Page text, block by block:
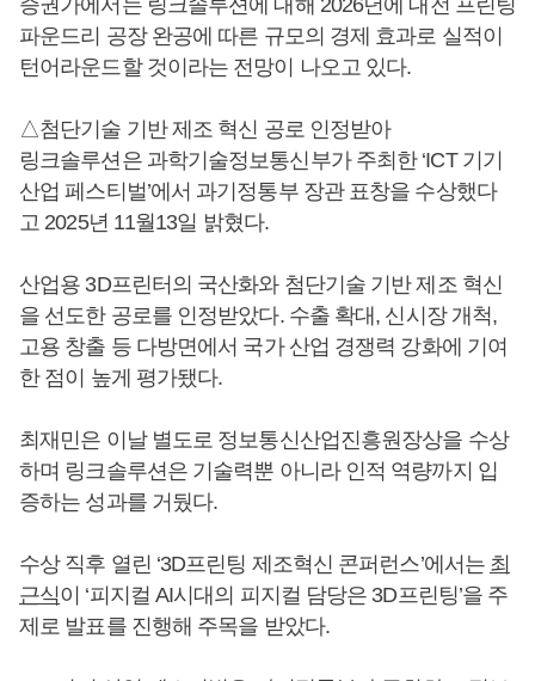
파운드리 공장 완공에 따른 규모의 경제 효과로 실적이
턴어라운드할 것이라는 전망이 나오고 있다.
△첨단기술 기반 제조 혁신 공로 인정받아
링크솔루션은 과학기술정보통신부가 주최한 ‘ICT 기기
산업 페스티벌’에서 과기정통부 장관 표창을 수상했다
고 2025년 11월13일 밝혔다.
산업용 3D프린터의 국산화와 첨단기술 기반 제조 혁신
을 선도한 공로를 인정받았다. 수출 확대, 신시장 개척,
고용 창출 등 다방면에서 국가 산업 경쟁력 강화에 기여
한 점이 높게 평가됐다.
최재민은 이날 별도로 정보통신산업진흥원장상을 수상
하며 링크솔루션은 기술력뿐 아니라 인적 역량까지 입
증하는 성과를 거뒀다.
수상 직후 열린 ‘3D프린팅 제조혁신 콘퍼런스’에서는 최
근식이 ‘피지컬 AI시대의 피지컬 담당은 3D프린팅’을 주
제로 발표를 진행해 주목을 받았다.